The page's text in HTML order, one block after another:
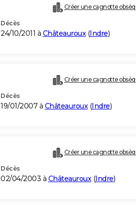
Créer une cagnotte
Décès
24/10/2011 à Châteauroux(Indre)
Créer une cagnotte
Décès
19/01/2007 à Châteauroux(Indre)
Créer une cagnotte
Décès
02/04/2003 à Châteauroux(Indre)